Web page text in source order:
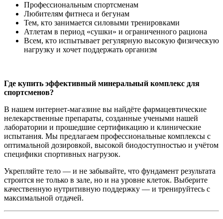
Профессиональным спортсменам
Любителям фитнеса и бегунам
Тем, кто занимается силовыми тренировками
Атлетам в период «сушки» и ограниченного рациона
Всем, кто испытывает регулярную высокую физическую
нагрузку и хочет поддержать организм
Где купить эффективный минеральный комплекс для
спортсменов?
В нашем интернет-магазине вы найдёте фармацевтические
нелекарственные препараты, созданные учеными нашей
лаборатории и прошедшие сертификацию и клинические
испытания. Мы предлагаем профессиональные комплексы с
оптимальной дозировкой, высокой биодоступностью и учётом
специфики спортивных нагрузок.
Укрепляйте тело — и не забывайте, что фундамент результата
строится не только в зале, но и на уровне клеток. Выберите
качественную нутритивную поддержку — и тренируйтесь с
максимальной отдачей.